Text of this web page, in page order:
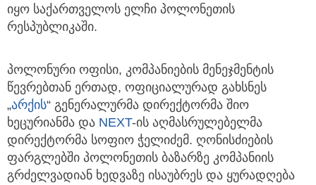
იყო საქართველოს ელჩი პოლონეთის
რესპუბლიკაში.
პოლონური ოფისი, კომპანიების მენეჯმენტის
წევრებთან ერთად, ოფიციალურად გახსნეს
„არქის“ გენერალურმა დირექტორმა შიო
ხეცურიანმა და NEXT-ის აღმასრულებელმა
დირექტორმა სოფიო ჭელიძემ. ღონისძიების
ფარგლებში პოლონეთის ბაზარზე კომპანიის
გრძელვადიან ხედვაზე ისაუბრეს და ყურადღება